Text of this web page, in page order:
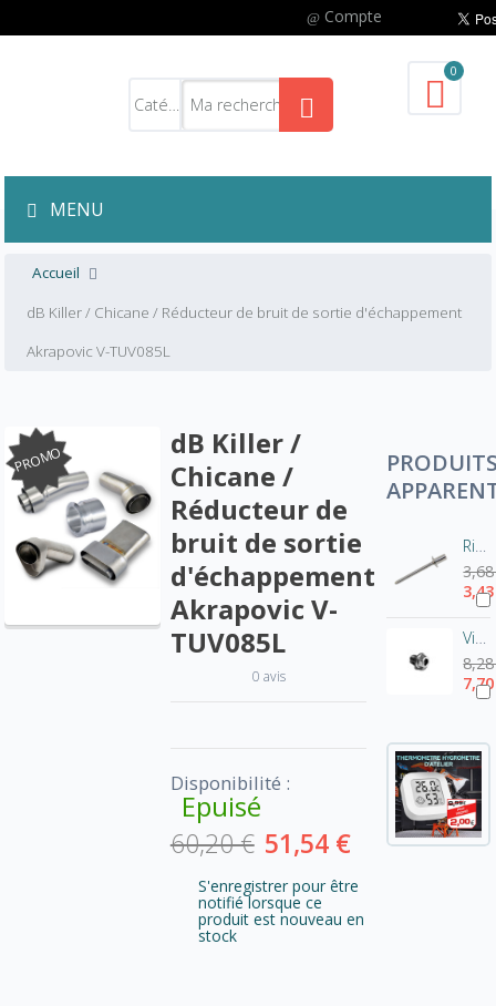
Compte
0
MENU
Accueil
dB Killer / Chicane / Réducteur de bruit de sortie d'échappement
Akrapovic V-TUV085L
PROMO
dB Killer /
Chicane /
Réducteur de
bruit de sortie
d'échappement
Akrapovic V-
TUV085L
0 avis
Disponibilité :
Epuisé
60,20 € 51,54 €
S'enregistrer pour être
notifié lorsque ce
produit est nouveau en
stock
Rivet pot Akrapovic-Inox P-BR1
Vis de fixation pour chicane Akrapovic - tête hexagonale